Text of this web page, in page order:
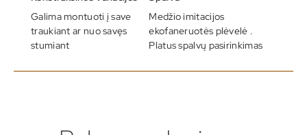
Galima montuoti į save
traukiant ar nuo savęs
stumiant
Medžio imitacijos
ekofaneruotės plėvelė .
Platus spalvų pasirinkimas